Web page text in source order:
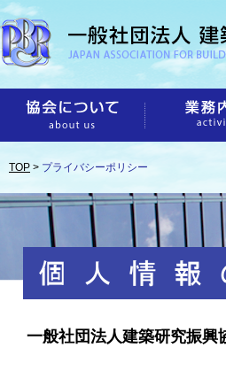
TOP > プライバシーポリシー
一般社団法人建築研究振興